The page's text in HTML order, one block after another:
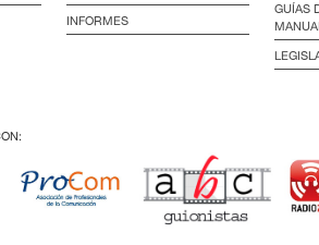
INFORMES
GUÍAS